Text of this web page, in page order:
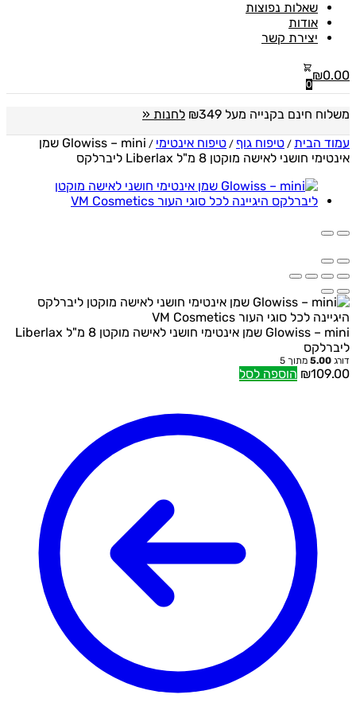
שאלות נפוצות
אודות
יצירת קשר
₪0.00
0
משלוח חינם בקנייה מעל ₪349
לחנות «
עמוד הבית / טיפוח גוף / טיפוח אינטימי /
Glowiss – mini שמן
אינטימי חושני לאישה מוקטן 8 מ"ל Liberlax ליברלקס
Glowiss – mini שמן אינטימי חושני לאישה מוקטן 8 מ"ל Liberlax
ליברלקס
דורג 5.00 מתוך 5
₪109.00 הוספה לסל